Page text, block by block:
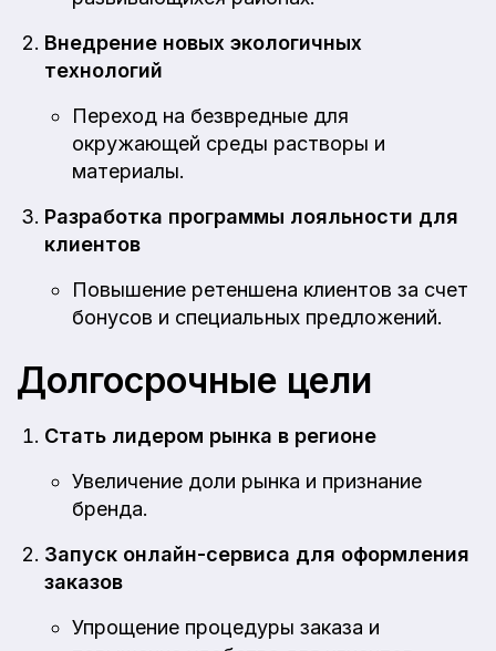
Внедрение новых экологичных
технологий
Переход на безвредные для
окружающей среды растворы и
материалы.
Разработка программы лояльности для
клиентов
Повышение ретеншена клиентов за счет
бонусов и специальных предложений.
Долгосрочные цели
Стать лидером рынка в регионе
Увеличение доли рынка и признание
бренда.
Запуск онлайн-сервиса для оформления
заказов
Упрощение процедуры заказа и